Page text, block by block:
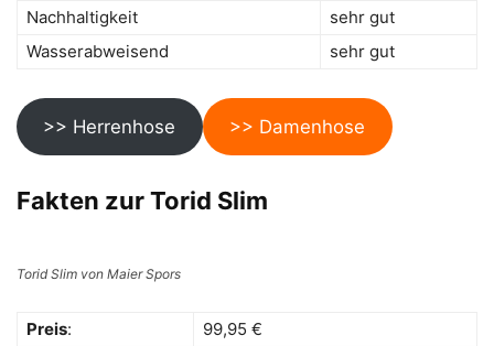
Nachhaltigkeit
sehr gut
Wasserabweisend
sehr gut
>> Herrenhose >> Damenhose
Fakten zur Torid Slim
Torid Slim von Maier Spors
Preis: 99,95 €